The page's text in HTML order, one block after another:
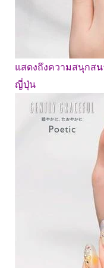
แสดงถึงความสนุกส
ญี่ปุ่น